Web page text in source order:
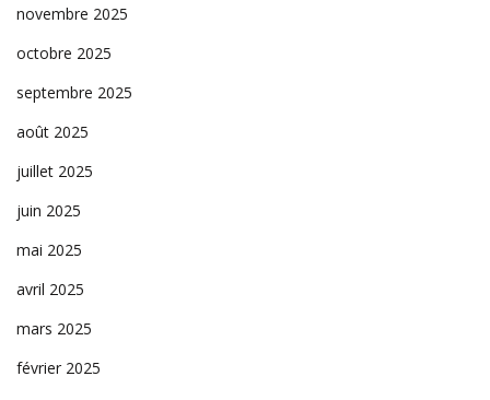
novembre 2025
octobre 2025
septembre 2025
août 2025
juillet 2025
juin 2025
mai 2025
avril 2025
mars 2025
février 2025